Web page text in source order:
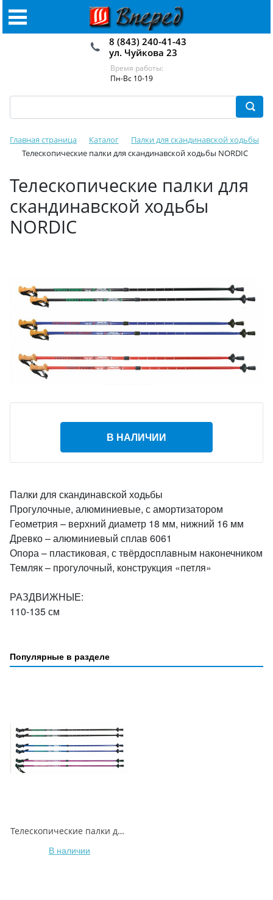
8 (843) 240-41-43
ул. Чуйкова 23
Время работы:
Пн-Вс 10-19
Главная страница Каталог
Палки для скандинавской ходьбы
Телескопические палки для скандинавской ходьбы NORDIC
Телескопические палки для
скандинавской ходьбы
NORDIC
В НАЛИЧИИ
Палки для скандинавской ходьбы
Прогулочные, алюминиевые, с амортизатором
Геометрия – верхний диаметр 18 мм, нижний 16 мм
Древко – алюминиевый сплав 6061
Опора – пластиковая, с твёрдосплавным наконечником
Темляк – прогулочный, конструкция «петля»
РАЗДВИЖНЫЕ:
110-135 см
Популярные в разделе
Телескопические палки для скандинавской ходьбы YETI
В наличии